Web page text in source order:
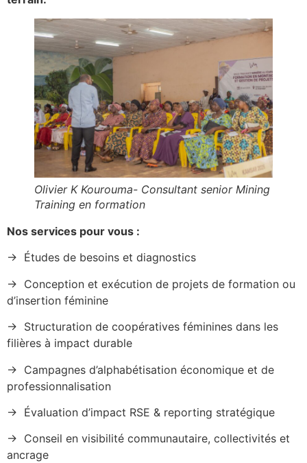
Olivier K Kourouma- Consultant senior Mining
Training en formation
Nos services pour vous :
→ Études de besoins et diagnostics
→ Conception et exécution de projets de formation ou
d’insertion féminine
→ Structuration de coopératives féminines dans les
filières à impact durable
→ Campagnes d’alphabétisation économique et de
professionnalisation
→ Évaluation d’impact RSE & reporting stratégique
→ Conseil en visibilité communautaire, collectivités et
ancrage